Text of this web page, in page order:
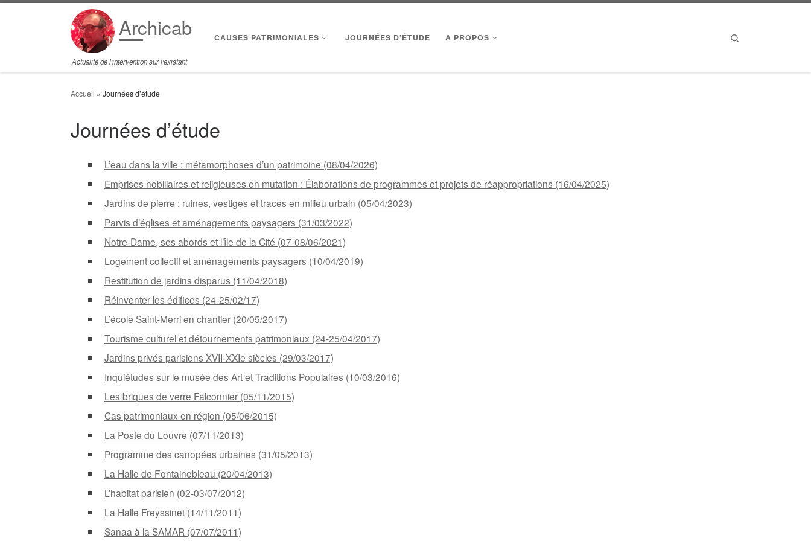
Passer au contenu Archicab
Actualité de l'intervention sur l'existant
CAUSES PATRIMONIALES JOURNÉES D’ÉTUDE A PROPOS
Accueil » Journées d’étude
Journées d’étude
L’eau dans la ville : métamorphoses d’un patrimoine (08/04/2026)
Emprises nobiliaires et religieuses en mutation : Élaborations de programmes et projets de réappropriations (16/04/2025)
Jardins de pierre : ruines, vestiges et traces en milieu urbain (05/04/2023)
Parvis d’églises et aménagements paysagers (31/03/2022)
Notre-Dame, ses abords et l’île de la Cité (07-08/06/2021)
Logement collectif et aménagements paysagers (10/04/2019)
Restitution de jardins disparus (11/04/2018)
Réinventer les édifices (24-25/02/17)
L’école Saint-Merri en chantier (20/05/2017)
Tourisme culturel et détournements patrimoniaux (24-25/04/2017)
Jardins privés parisiens XVII-XXIe siècles (29/03/2017)
Inquiétudes sur le musée des Art et Traditions Populaires (10/03/2016)
Les briques de verre Falconnier (05/11/2015)
Cas patrimoniaux en région (05/06/2015)
La Poste du Louvre (07/11/2013)
Programme des canopées urbaines (31/05/2013)
La Halle de Fontainebleau (20/04/2013)
L’habitat parisien (02-03/07/2012)
La Halle Freyssinet (14/11/2011)
Sanaa à la SAMAR (07/07/2011)